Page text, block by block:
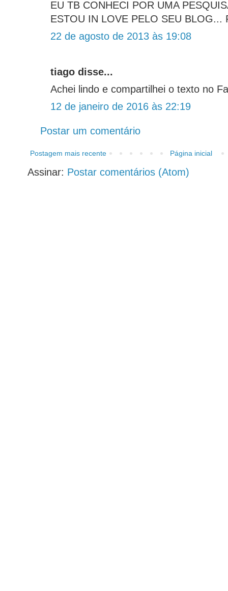
EU TB CONHECI POR UMA
ESTOU IN LOVE PELO SEU BLOG...
22 de agosto de 2013 às 19:08
tiago disse...
Achei lindo e compartilhei o texto no
12 de janeiro de 2016 às 22:19
Postar um comentário
Postagem mais recente Página inicial
Assinar: Postar comentários (Atom)